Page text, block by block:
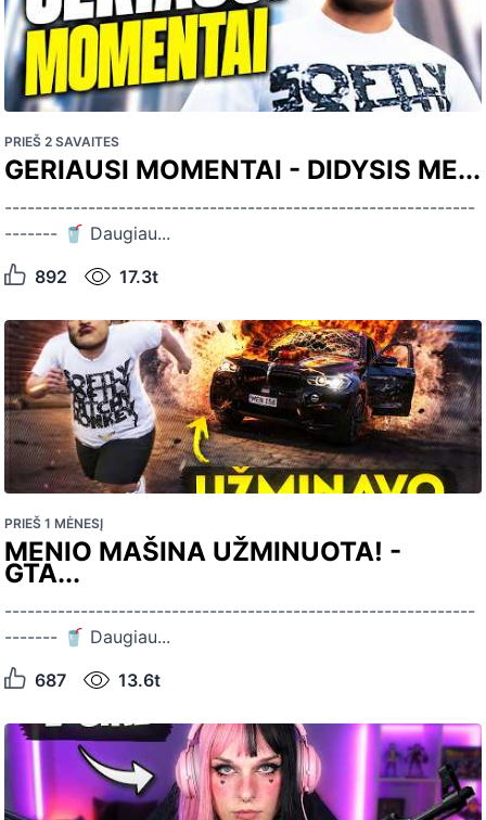
PRIEŠ 2 SAVAITES
GERIAUSI MOMENTAI - DIDYSIS ME...
--------------------------------------------------------------
------- 🥤 Daugiau...
892
17.3t
PRIEŠ 1 MĖNESĮ
MENIO MAŠINA UŽMINUOTA! -
GTA...
--------------------------------------------------------------
------- 🥤 Daugiau...
687
13.6t